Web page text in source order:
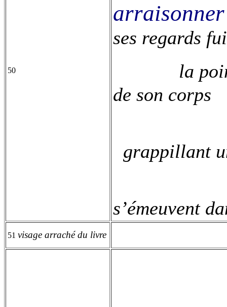
50
ses regards
la
de son corps
grappillant
s’émeuvent
51 visage arraché du livre